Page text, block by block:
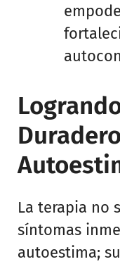
La terapia no
síntomas
autoestima;